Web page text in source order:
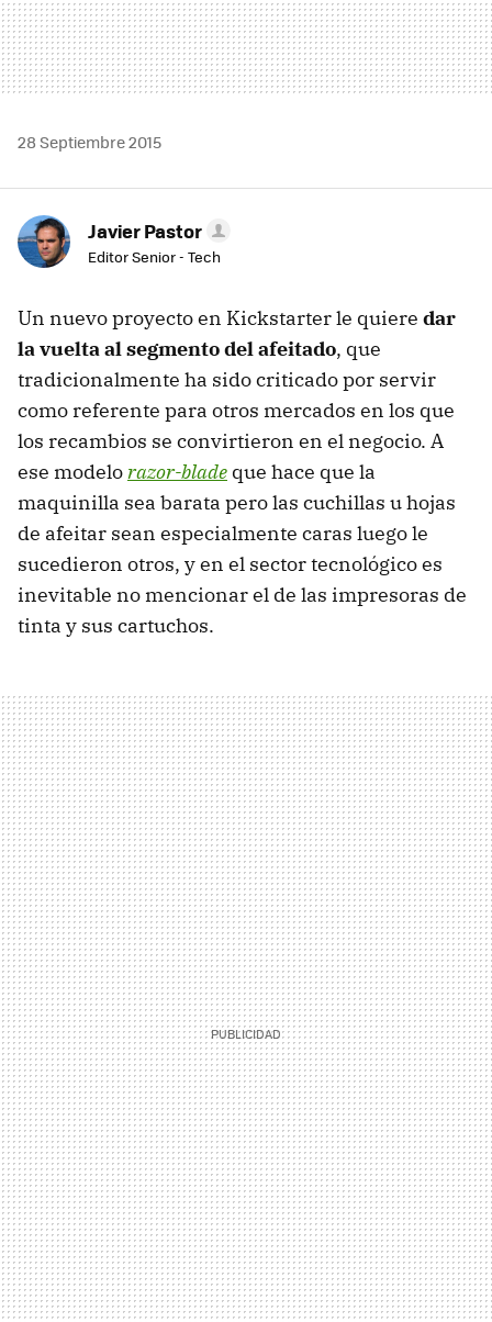
28 Septiembre 2015
Javier Pastor
Editor Senior - Tech
Un nuevo proyecto en Kickstarter le quiere dar
la vuelta al segmento del afeitado, que
tradicionalmente ha sido criticado por servir
como referente para otros mercados en los que
los recambios se convirtieron en el negocio. A
ese modelorazor-blade que hace que la
maquinilla sea barata pero las cuchillas u hojas
de afeitar sean especialmente caras luego le
sucedieron otros, y en el sector tecnológico es
inevitable no mencionar el de las impresoras de
tinta y sus cartuchos.